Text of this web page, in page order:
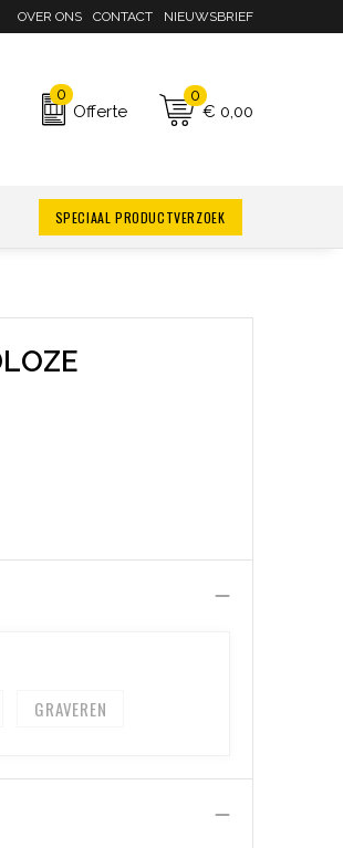
OVER ONS CONTACT NIEUWSBRIEF
0
Offerte
0
€ 0,00
SPECIAAL PRODUCTVERZOEK
GRAVEREN